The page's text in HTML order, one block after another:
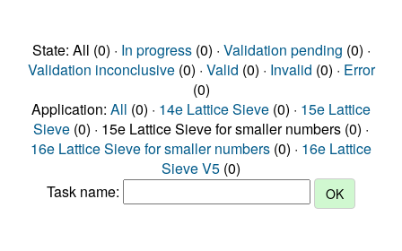
State: All (0) · In progress(0) · Validation pending (0) ·
Validation inconclusive(0) · Valid (0) · Invalid (0) · Error
(0)
Application: All (0) · 14e Lattice Sieve (0) · 15e Lattice
Sieve (0) · 15e Lattice Sieve for smaller numbers (0) ·
16e Lattice Sieve for smaller numbers (0) · 16e Lattice
Sieve V5 (0)
Task name: